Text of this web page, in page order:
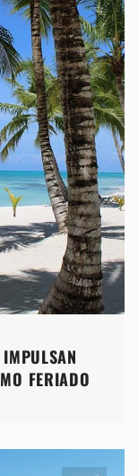
FERIADO